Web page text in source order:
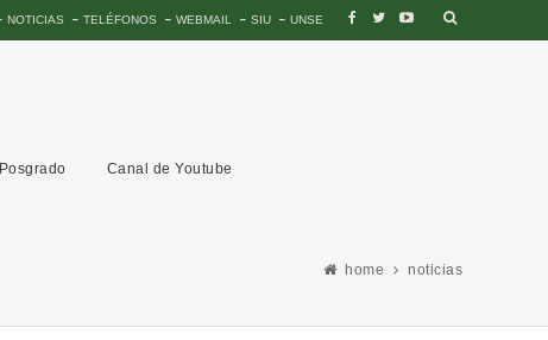
NOTICIAS TELÉFONOS WEBMAIL SIU UNSE
Posgrado Canal de Youtube
home noticias